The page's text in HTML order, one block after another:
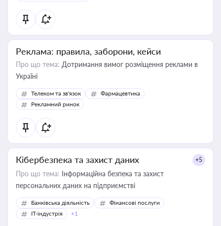
Реклама: правила, заборони, кейси
Про що тема: Дотримання вимог розміщення реклами в
Україні
Телеком та зв'язок
Фармацевтика
Рекламний ринок
Кібербезпека та захист даних +5
Про що тема: Інформаційна безпека та захист
персональних даних на підприємстві
Банківська діяльність
Фінансові послуги
IT-індустрія
+1